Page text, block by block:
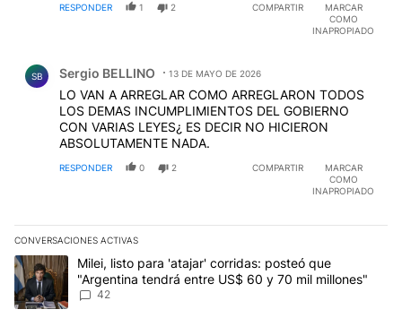
RESPONDER 1 2 COMPARTIR
MARCAR
COMO
INAPROPIADO
SB Sergio BELLINO 13 DE MAYO DE 2026
LO VAN A ARREGLAR COMO ARREGLARON TODOS
LOS DEMAS INCUMPLIMIENTOS DEL GOBIERNO
CON VARIAS LEYES¿ ES DECIR NO HICIERON
ABSOLUTAMENTE NADA.
RESPONDER 0 2 COMPARTIR
MARCAR
COMO
INAPROPIADO
CONVERSACIONES ACTIVAS
Este listado muestra los artículos con más comentarios en los
Un artículo de tendencia con el título "Milei, listo para 'atajar'
Milei, listo para 'atajar' corridas: posteó que
"Argentina tendrá entre US$ 60 y 70 mil millones"
42